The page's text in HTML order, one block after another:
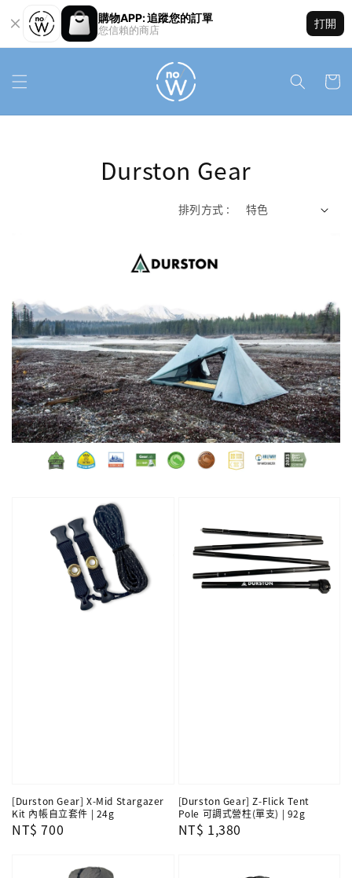
購物APP: 追蹤您的訂單
您信賴的商店
打開
Durston Gear
排列方式 :
[Durston Gear] X-Mid Stargazer
Kit 內帳自立套件 | 24g
Regular
NT$ 700
[Durston Gear] Z-Flick Tent
Pole 可調式營柱(單支) | 92g
Regular
NT$ 1,380